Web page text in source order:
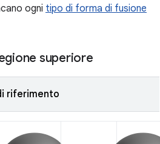
ogni tipo di forma di fusione
superiore
riferimento